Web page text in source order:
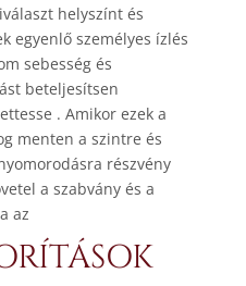
helyszínt és
egyenlő személyes ízlés
sebesség és
beteljesítsen
. Amikor ezek a
menten a szintre és
részvény
a szabvány és a
az